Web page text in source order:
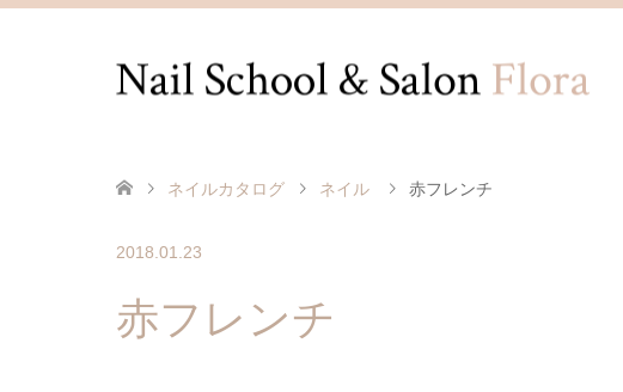
ネイルカタログ ネイル 赤フレンチ
2018.01.23
赤フレンチ